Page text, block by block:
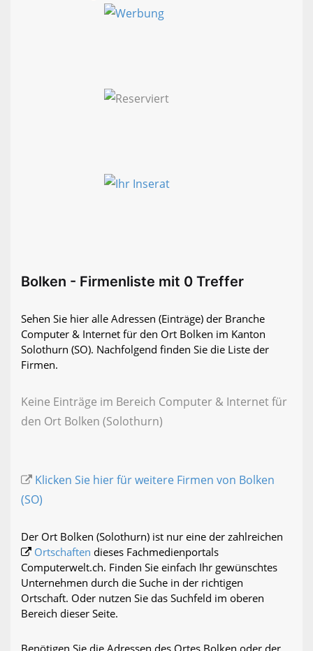
Bolken - Firmenliste mit 0 Treffer
Sehen Sie hier alle Adressen (Einträge) der Branche
Computer & Internet für den Ort Bolken im Kanton
Solothurn (SO). Nachfolgend finden Sie die Liste der
Firmen.
Keine Einträge im Bereich Computer & Internet für
den Ort Bolken (Solothurn)
Klicken Sie hier für weitere Firmen von Bolken
(SO)
Der Ort Bolken (Solothurn) ist nur eine der zahlreichen
Ortschaften dieses Fachmedienportals
Computerwelt.ch. Finden Sie einfach Ihr gewünschtes
Unternehmen durch die Suche in der richtigen
Ortschaft. Oder nutzen Sie das Suchfeld im oberen
Bereich dieser Seite.